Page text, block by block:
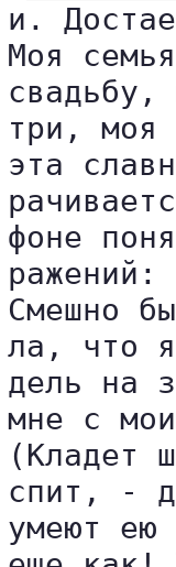
и.
Моя
свадьбу,
три, моя
эта
фоне
Смешно
ла, что я
дель на
мне с
(Кладет
спит, -
умеют ею